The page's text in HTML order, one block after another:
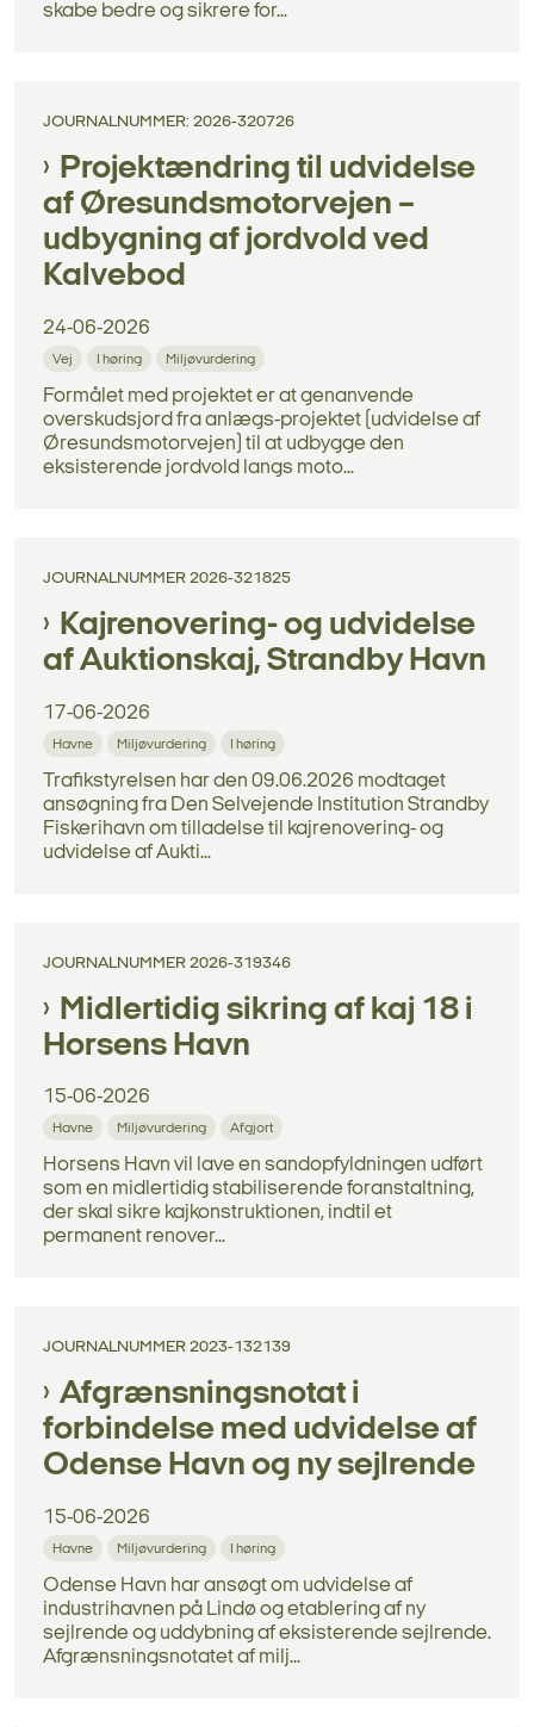
skabe bedre og sikrere for...
JOURNALNUMMER: 2026-320726
Projektændring til udvidelse
af Øresundsmotorvejen –
udbygning af jordvold ved
Kalvebod
24-06-2026
Vej I høring Miljøvurdering
Formålet med projektet er at genanvende
overskudsjord fra anlægs-projektet (udvidelse af
Øresundsmotorvejen) til at udbygge den
eksisterende jordvold langs moto...
JOURNALNUMMER 2026-321825
Kajrenovering- og udvidelse
af Auktionskaj, Strandby Havn
17-06-2026
Havne Miljøvurdering I høring
Trafikstyrelsen har den 09.06.2026 modtaget
ansøgning fra Den Selvejende Institution Strandby
Fiskerihavn om tilladelse til kajrenovering- og
udvidelse af Aukti...
JOURNALNUMMER 2026-319346
Midlertidig sikring af kaj 18 i
Horsens Havn
15-06-2026
Havne Miljøvurdering Afgjort
Horsens Havn vil lave en sandopfyldningen udført
som en midlertidig stabiliserende foranstaltning,
der skal sikre kajkonstruktionen, indtil et
permanent renover...
JOURNALNUMMER 2023-132139
Afgrænsningsnotat i
forbindelse med udvidelse af
Odense Havn og ny sejlrende
15-06-2026
Havne Miljøvurdering I høring
Odense Havn har ansøgt om udvidelse af
industrihavnen på Lindø og etablering af ny
sejlrende og uddybning af eksisterende sejlrende.
Afgrænsningsnotatet af milj...